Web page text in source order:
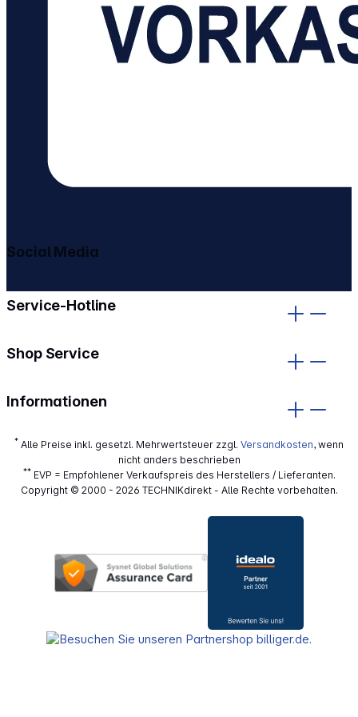
Service-Hotline
Shop Service
Informationen
Social Media
* Alle Preise inkl. gesetzl. Mehrwertsteuer zzgl. Versandkosten, wenn
nicht anders beschrieben
**EVP = Empfohlener Verkaufspreis des Herstellers / Lieferanten.
Copyright © 2000 - 2026 TECHNIKdirekt - Alle Rechte vorbehalten.